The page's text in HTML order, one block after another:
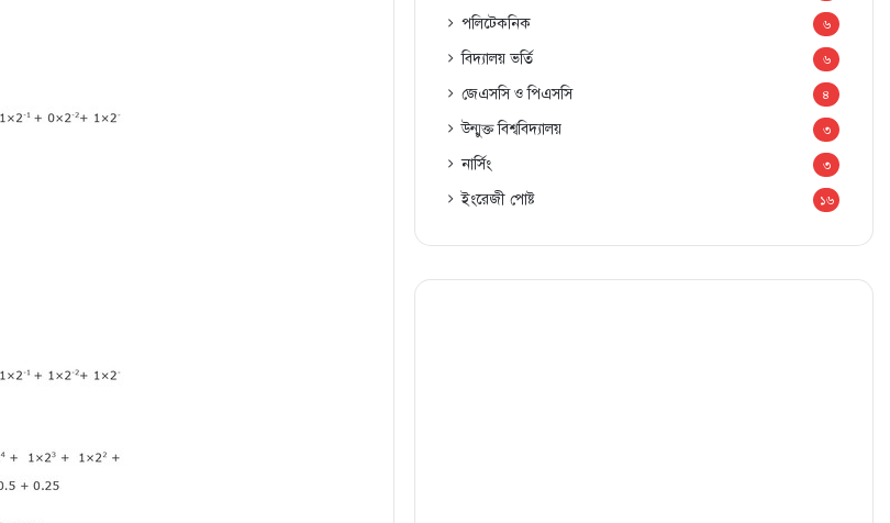
পলিটেকনিক ৬
বিদ্যালয় ভর্তি ৬
জেএসসি ও পিএসসি ৪
উন্মুক্ত বিশ্ববিদ্যালয় ৩
নার্সিং ৩
ইংরেজী পোষ্ট ১৬